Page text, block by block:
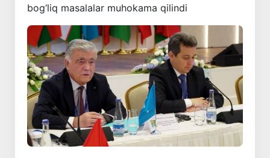
bog‘liq masalalar muhokama qilindi